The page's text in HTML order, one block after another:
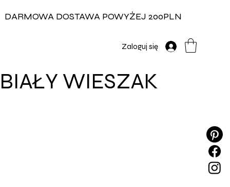
DARMOWA DOSTAWA POWYŻEJ 200PLN
Zaloguj się
BIAŁY WIESZAK